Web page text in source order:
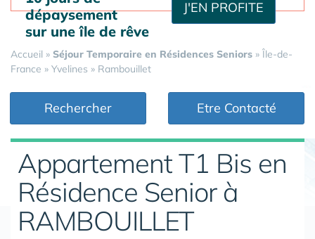
J'EN PROFITE
dépaysement
sur une île de rêve
Accueil » Séjour Temporaire en Résidences Seniors » Île-de-
France » Yvelines » Rambouillet
Rechercher Etre Contacté
Appartement T1 Bis en
Résidence Senior à
RAMBOUILLET